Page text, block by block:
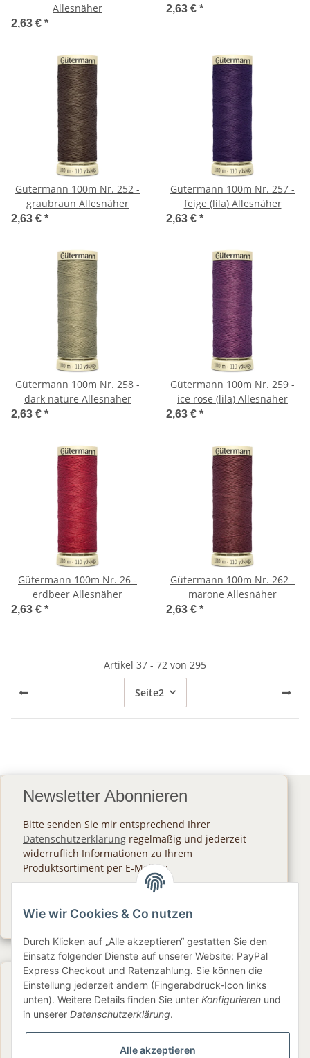
Allesnäher
2,63 € *
2,63 € *
Gütermann 100m Nr. 252 -
graubraun Allesnäher
2,63 € *
Gütermann 100m Nr. 257 -
feige (lila) Allesnäher
2,63 € *
Gütermann 100m Nr. 258 -
dark nature Allesnäher
2,63 € *
Gütermann 100m Nr. 259 -
ice rose (lila) Allesnäher
2,63 € *
Gütermann 100m Nr. 26 -
erdbeer Allesnäher
2,63 € *
Gütermann 100m Nr. 262 -
marone Allesnäher
2,63 € *
Artikel 37 - 72 von 295
Seite2
Newsletter Abonnieren
Bitte senden Sie mir entsprechend Ihrer
Datenschutzerklärung regelmäßig und jederzeit
widerruflich Informationen zu Ihrem
Produktsortiment per E-Mail zu.
Newsletter Abonnieren
Gesetzliche Informationen
Informationen
Wie wir Cookies & Co nutzen
Durch Klicken auf „Alle akzeptieren“ gestatten Sie den
Einsatz folgender Dienste auf unserer Website: PayPal
Express Checkout und Ratenzahlung. Sie können die
Einstellung jederzeit ändern (Fingerabdruck-Icon links
unten). Weitere Details finden Sie unter Konfigurieren und
in unserer Datenschutzerklärung.
Alle akzeptieren